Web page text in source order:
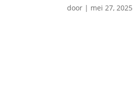
door | mei 27, 2025